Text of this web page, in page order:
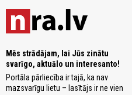
Mēs strādājam, lai Jūs zinātu
svarīgo, aktuālo un interesanto!
Portāla pārliecība ir tajā, ka nav
mazsvarīgu lietu – lasītājs ir ne vien